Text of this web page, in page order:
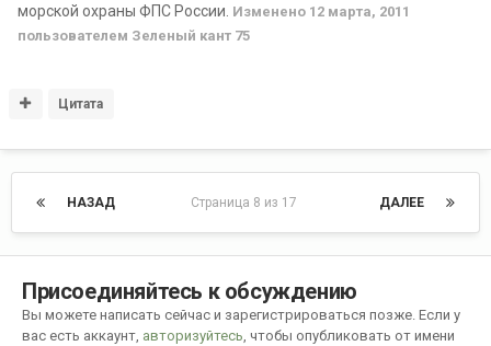
морской охраны ФПС России. Изменено 12 марта, 2011
пользователем Зеленый кант 75
Цитата
НАЗАД ДАЛЕЕ
Страница 8 из 17
Присоединяйтесь к обсуждению
Вы можете написать сейчас и зарегистрироваться позже. Если у
вас есть аккаунт, авторизуйтесь , чтобы опубликовать от имени